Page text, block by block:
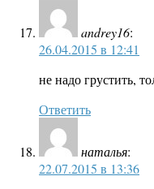
andrey16:
26.04.2015 в 12:41
не надо грустить,
Ответить
наталья:
22.07.2015 в 13:36